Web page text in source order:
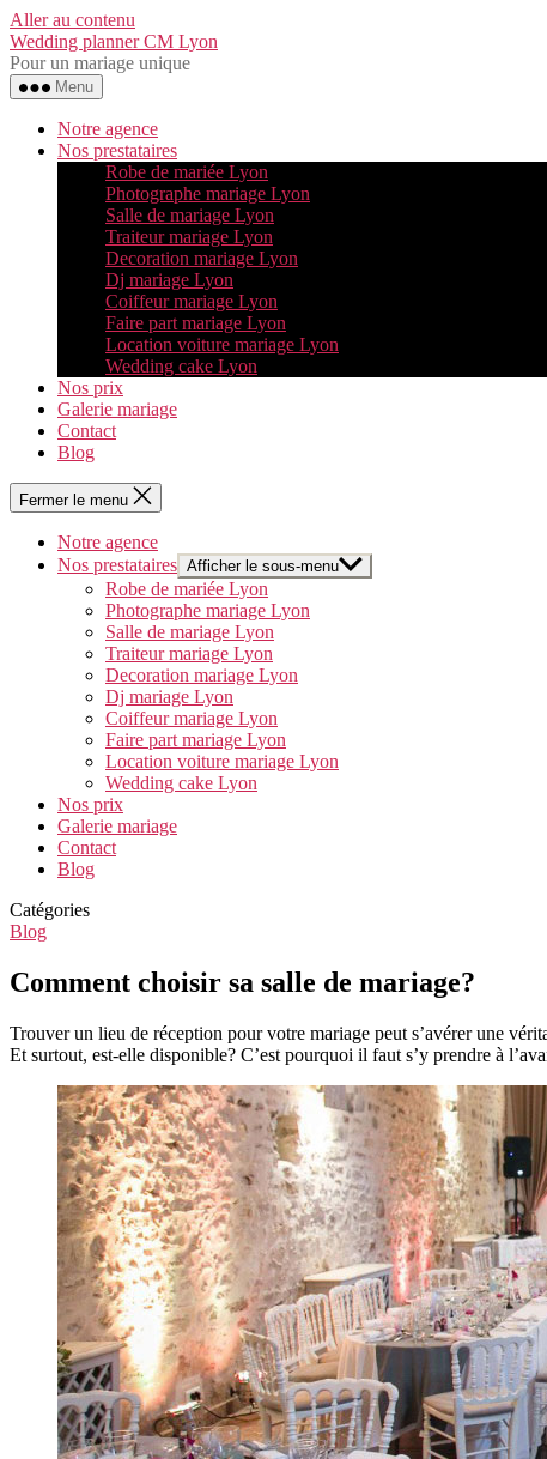
Aller au contenu
Wedding planner CM Lyon
Pour un mariage unique
Menu
Notre agence
Nos prestataires
Robe de mariée Lyon
Photographe mariage Lyon
Salle de mariage Lyon
Traiteur mariage Lyon
Decoration mariage Lyon
Dj mariage Lyon
Coiffeur mariage Lyon
Faire part mariage Lyon
Location voiture mariage Lyon
Wedding cake Lyon
Nos prix
Galerie mariage
Contact
Blog
Fermer le menu
Notre agence
Nos prestataires Afficher le sous-menu
Robe de mariée Lyon
Photographe mariage Lyon
Salle de mariage Lyon
Traiteur mariage Lyon
Decoration mariage Lyon
Dj mariage Lyon
Coiffeur mariage Lyon
Faire part mariage Lyon
Location voiture mariage Lyon
Wedding cake Lyon
Nos prix
Galerie mariage
Contact
Blog
Catégories
Blog
Comment choisir sa salle de mariage?
Trouver un lieu de réception pour votre mariage peut s’avérer une
Et surtout, est-elle disponible? C’est pourquoi il faut s’y prendre à